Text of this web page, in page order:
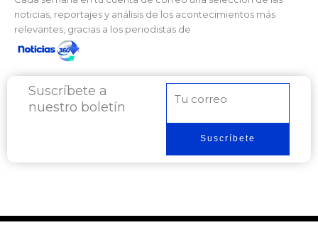
noticias, reportajes y análisis de los acontecimientos más
relevantes, gracias a los periodistas de
Suscríbete a
nuestro boletín
electrónico
Suscríbete